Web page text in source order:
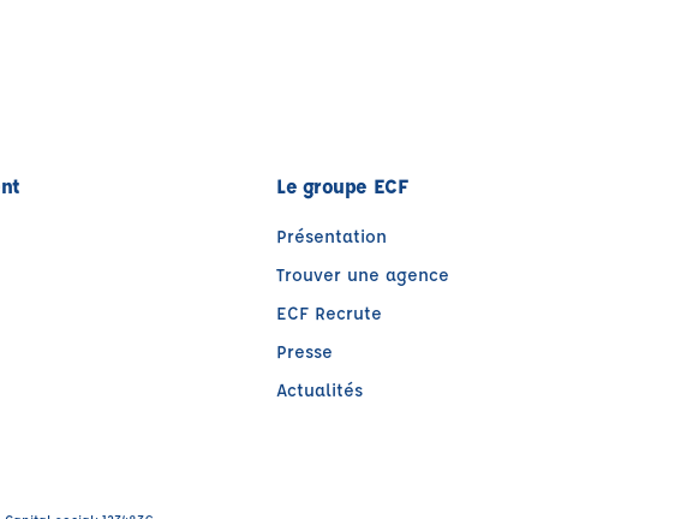
Le groupe ECF
Présentation
Trouver une agence
ECF Recrute
Presse
Actualités
fenêtre)fenêtre)